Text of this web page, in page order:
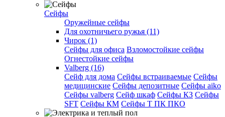
Сейфы
Оружейные сейфы
Для охотничьего ружья (11)
Чирок (1)
Сейфы для офиса Взломостойкие сейфы
Огнестойкие сейфы
Valberg (16)
Cейф для дома Сейфы встраиваемые Сейфы
медицинские Сейфы депозитные Сейфы aiko
Сейфы valberg Сейф шкаф Сейфы КЗ Сейфы
SFT Сейфы КМ Сейфы Т ПК ПКО